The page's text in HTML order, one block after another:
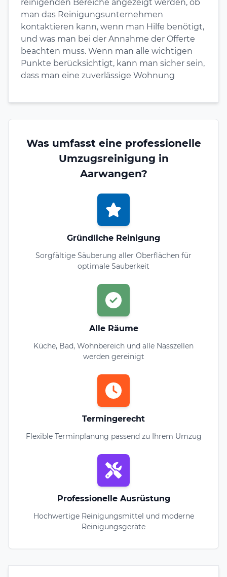
reinigenden Bereiche angezeigt werden, ob
man das Reinigungsunternehmen
kontaktieren kann, wenn man Hilfe benötigt,
und was man bei der Annahme der Offerte
beachten muss. Wenn man alle wichtigen
Punkte berücksichtigt, kann man sicher sein,
dass man eine zuverlässige Wohnung
Was umfasst eine professionelle
Umzugsreinigung in
Aarwangen?
Gründliche Reinigung
Sorgfältige Säuberung aller Oberflächen für
optimale Sauberkeit
Alle Räume
Küche, Bad, Wohnbereich und alle Nasszellen
werden gereinigt
Termingerecht
Flexible Terminplanung passend zu Ihrem Umzug
Professionelle Ausrüstung
Hochwertige Reinigungsmittel und moderne
Reinigungsgeräte